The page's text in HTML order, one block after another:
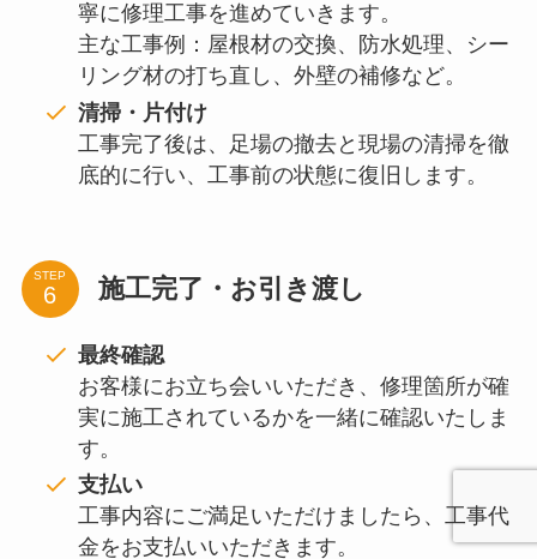
寧に修理工事を進めていきます。
主な工事例：屋根材の交換、防水処理、シー
リング材の打ち直し、外壁の補修など。
清掃・片付け
工事完了後は、足場の撤去と現場の清掃を徹
底的に行い、工事前の状態に復旧します。
STEP 施工完了・お引き渡し
最終確認
お客様にお立ち会いいただき、修理箇所が確
実に施工されているかを一緒に確認いたしま
す。
支払い
工事内容にご満足いただけましたら、工事代
金をお支払いいただきます。